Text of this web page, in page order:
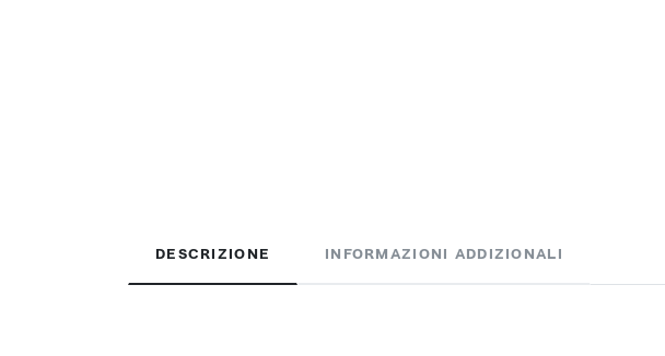
DESCRIZIONE INFORMAZIONI ADDIZIONALI